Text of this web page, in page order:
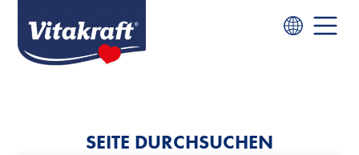
SEITE DURCHSUCHEN